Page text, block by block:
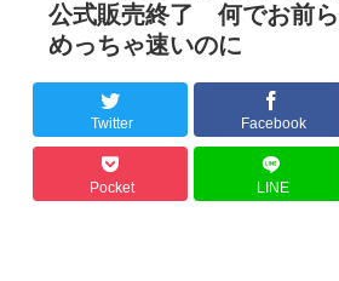
公式販売終了 何でお前ら
めっちゃ速いのに
Twitter Facebook
Pocket LINE